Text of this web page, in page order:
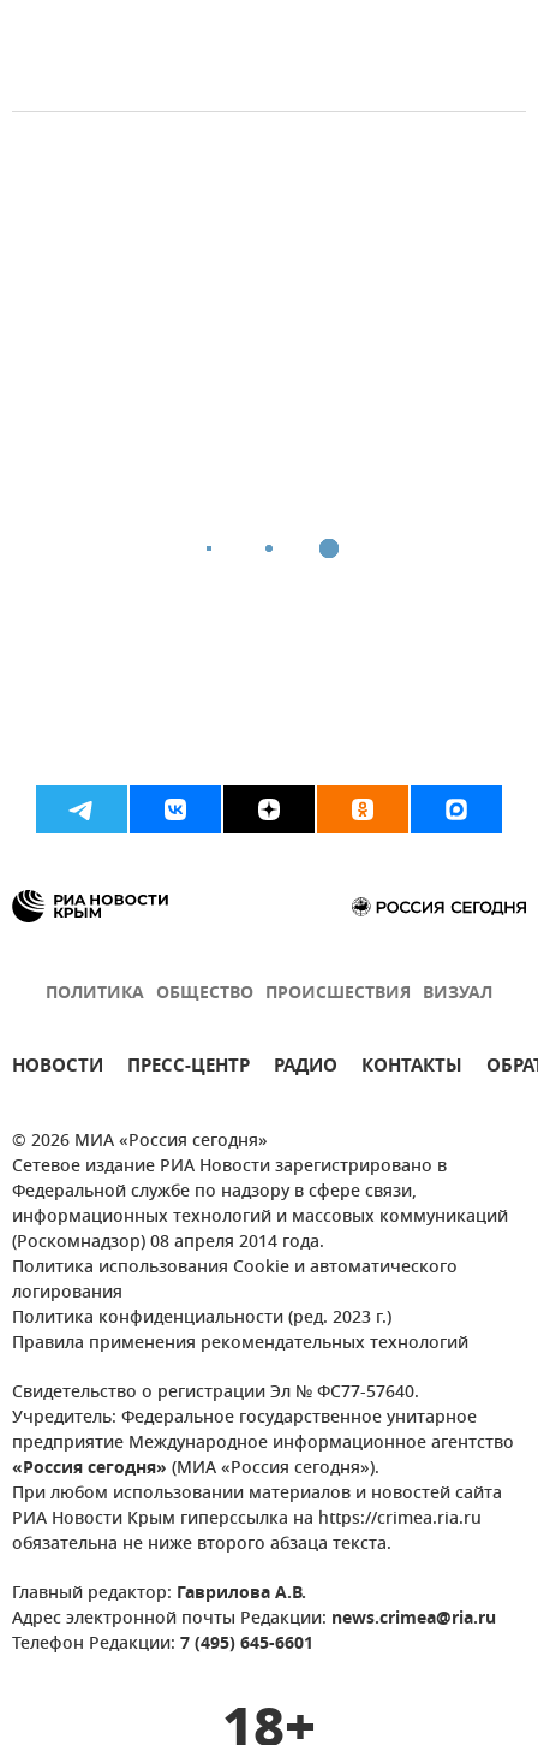
ПОЛИТИКА ОБЩЕСТВО ПРОИСШЕСТВИЯ ВИЗУАЛ
НОВОСТИ ПРЕСС-ЦЕНТР РАДИО КОНТАКТЫ
© 2026 МИА «Россия сегодня»
Сетевое издание РИА Новости зарегистрировано в
Федеральной службе по надзору в сфере связи,
информационных технологий и массовых коммуникаций
(Роскомнадзор) 08 апреля 2014 года.
Политика использования Cookie и автоматического
логирования
Политика конфиденциальности (ред. 2023 г.)
Правила применения рекомендательных технологий
Свидетельство о регистрации Эл № ФС77-57640.
Учредитель: Федеральное государственное унитарное
предприятие Международное информационное агентство
«Россия сегодня» (МИА «Россия сегодня»).
При любом использовании материалов и новостей сайта
РИА Новости Крым гиперссылка на https://crimea.ria.ru
обязательна не ниже второго абзаца текста.
Главный редактор: Гаврилова А.В.
Адрес электронной почты Редакции: news.crimea@ria.ru
Телефон Редакции: 7 (495) 645-6601